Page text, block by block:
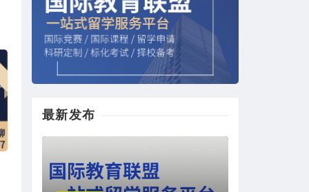
最新发布